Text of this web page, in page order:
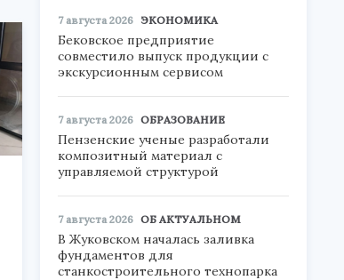
7 августа 2026 ЭКОНОМИКА
Бековское предприятие
совместило выпуск продукции с
экскурсионным сервисом
7 августа 2026 ОБРАЗОВАНИЕ
Пензенские ученые разработали
композитный материал с
управляемой структурой
7 августа 2026 ОБ АКТУАЛЬНОМ
В Жуковском началась заливка
фундаментов для
станкостроительного технопарка